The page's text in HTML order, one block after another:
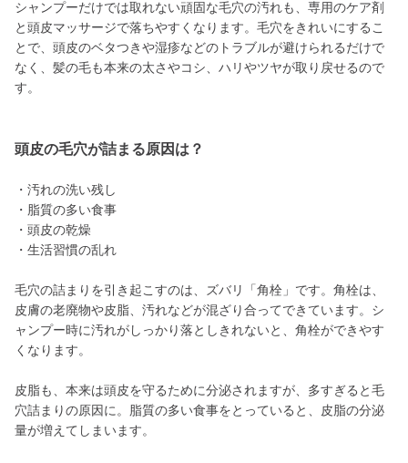
シャンプーだけでは取れない頑固な毛穴の汚れも、専用のケア剤
と頭皮マッサージで落ちやすくなります。毛穴をきれいにするこ
とで、頭皮のベタつきや湿疹などのトラブルが避けられるだけで
なく、髪の毛も本来の太さやコシ、ハリやツヤが取り戻せるので
す。
頭皮の毛穴が詰まる原因は？
・汚れの洗い残し
・脂質の多い食事
・頭皮の乾燥
・生活習慣の乱れ
毛穴の詰まりを引き起こすのは、ズバリ「角栓」です。角栓は、
皮膚の老廃物や皮脂、汚れなどが混ざり合ってできています。シ
ャンプー時に汚れがしっかり落としきれないと、角栓ができやす
くなります。
皮脂も、本来は頭皮を守るために分泌されますが、多すぎると毛
穴詰まりの原因に。脂質の多い食事をとっていると、皮脂の分泌
量が増えてしまいます。